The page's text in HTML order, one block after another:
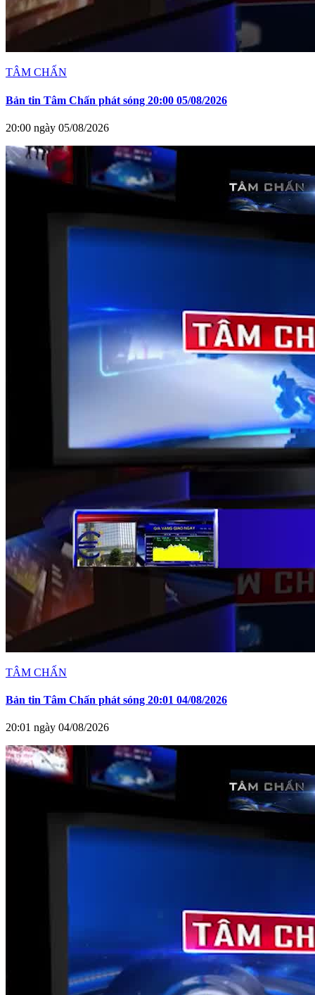
TÂM CHẤN
Bản tin Tâm Chấn phát sóng 20:00 05/08/2026
20:00 ngày 05/08/2026
TÂM CHẤN
Bản tin Tâm Chấn phát sóng 20:01 04/08/2026
20:01 ngày 04/08/2026